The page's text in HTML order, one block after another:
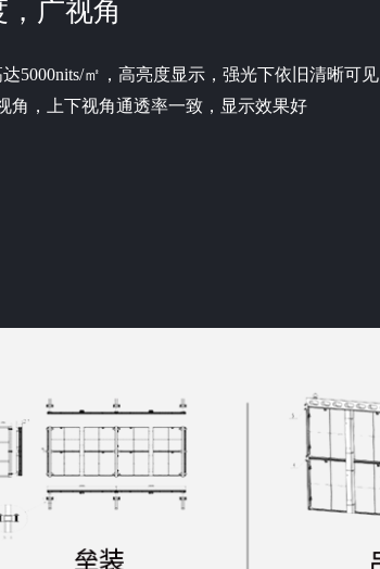
，广视角
5000nits/㎡，高亮度显示，强光下依旧清晰可见
角，上下视角通透率一致，显示效果好